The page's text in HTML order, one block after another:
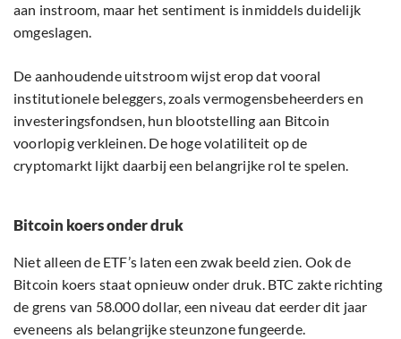
aan instroom, maar het sentiment is inmiddels duidelijk
omgeslagen.
De aanhoudende uitstroom wijst erop dat vooral
institutionele beleggers, zoals vermogensbeheerders en
investeringsfondsen, hun blootstelling aan Bitcoin
voorlopig verkleinen. De hoge volatiliteit op de
cryptomarkt lijkt daarbij een belangrijke rol te spelen.
Bitcoin koers onder druk
Niet alleen de ETF’s laten een zwak beeld zien. Ook de
Bitcoin koers staat opnieuw onder druk. BTC zakte richting
de grens van 58.000 dollar, een niveau dat eerder dit jaar
eveneens als belangrijke steunzone fungeerde.